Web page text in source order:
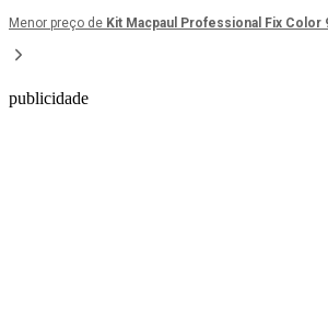
Menor preço de Kit Macpaul Professional Fix
publicidade